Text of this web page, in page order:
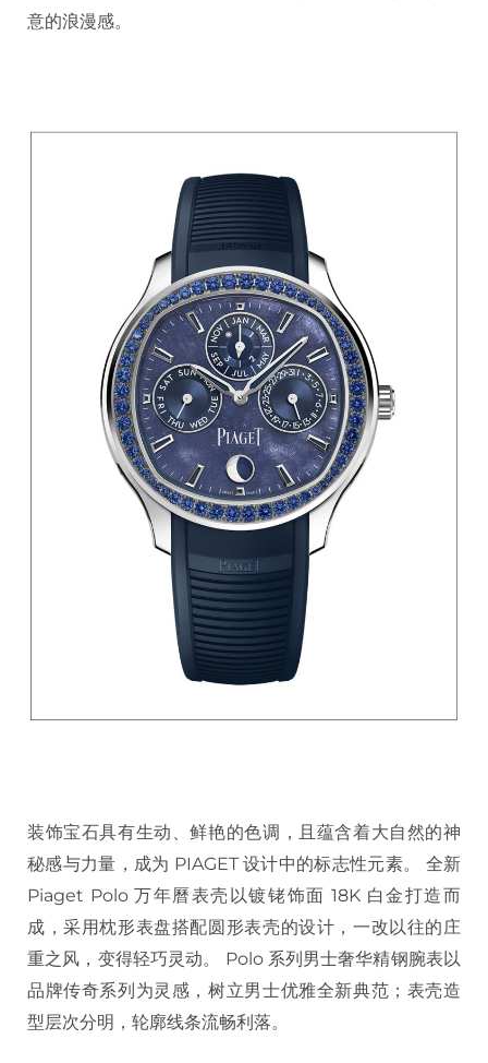
意的浪漫感。
装饰宝石具有生动、鲜艳的色调，且蕴含着大自然的神
秘感与力量，成为 PIAGET 设计中的标志性元素。 全新
Piaget Polo 万年曆表壳以镀铑饰面 18K 白金打造而
成，采用枕形表盘搭配圆形表壳的设计，一改以往的庄
重之风，变得轻巧灵动。 Polo 系列男士奢华精钢腕表以
品牌传奇系列为灵感，树立男士优雅全新典范；表壳造
型层次分明，轮廓线条流畅利落。